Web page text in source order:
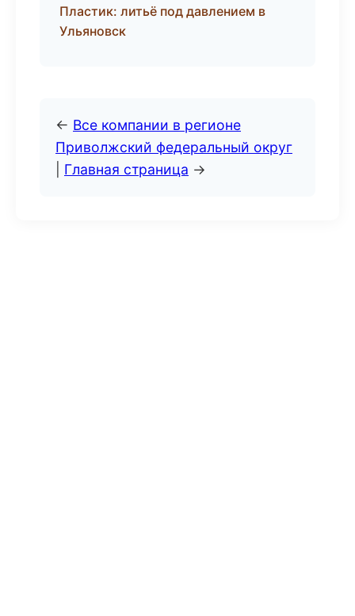
Пластик: литьё под давлением в
Ульяновск
← Все компании в регионе
Приволжский федеральный округ
Главная страница →